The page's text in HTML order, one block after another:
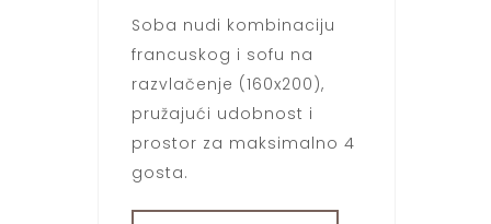
Soba nudi kombinaciju
francuskog i sofu na
razvlačenje (160x200),
pružajući udobnost i
prostor za maksimalno 4
gosta.